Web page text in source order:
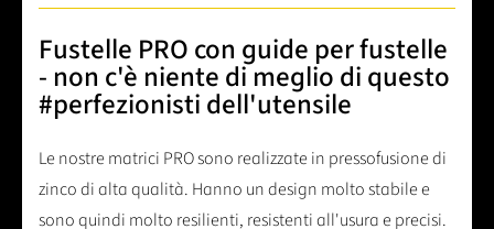
Fustelle PRO con guide per fustelle
- non c'è niente di meglio di questo
#perfezionisti dell'utensile
Le nostre matrici PRO sono realizzate in pressofusione di
zinco di alta qualità. Hanno un design molto stabile e
sono quindi molto resilienti, resistenti all'usura e precisi.